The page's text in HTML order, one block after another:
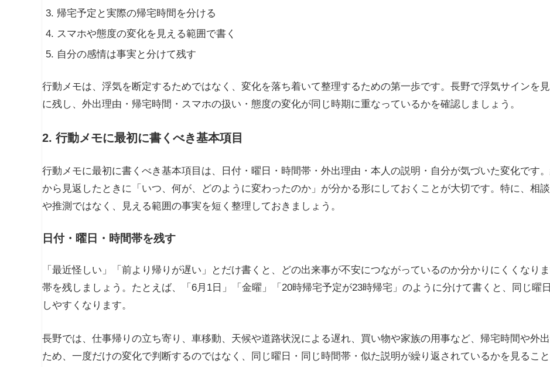
帰宅予定と実際の帰宅時間を分ける
スマホや態度の変化を見える範囲で書く
自分の感情は事実と分けて残す
行動メモは、浮気を断定するためではなく、変化を落ち着いて整理するための第一歩です。長野で浮気サインを
に残し、外出理由・帰宅時間・スマホの扱い・態度の変化が同じ時期に重なっているかを確認しましょう。
2. 行動メモに最初に書くべき基本項目
行動メモに最初に書くべき基本項目は、日付・曜日・時間帯・外出理由・本人の説明・自分が気づいた変化です
から見返したときに「いつ、何が、どのように変わったのか」が分かる形にしておくことが大切です。特に、相
や推測ではなく、見える範囲の事実を短く整理しておきましょう。
日付・曜日・時間帯を残す
「最近怪しい」「前より帰りが遅い」とだけ書くと、どの出来事が不安につながっているのか分かりにくくなり
帯を残しましょう。たとえば、「6月1日」「金曜」「20時帰宅予定が23時帰宅」のように分けて書くと、同じ曜
しやすくなります。
長野では、仕事帰りの立ち寄り、車移動、天候や道路状況による遅れ、買い物や家族の用事など、帰宅時間や外
ため、一度だけの変化で判断するのではなく、同じ曜日・同じ時間帯・似た説明が繰り返されているかを見ること